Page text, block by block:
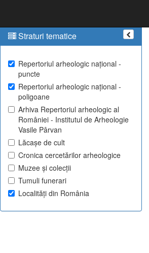
Straturi tematice
Repertoriul arheologic național -
puncte
Repertoriul arheologic național -
poligoane
Arhiva Repertoriul arheologic al
României - Institutul de Arheologie
Vasile Pârvan
Lăcașe de cult
Cronica cercetărilor arheologice
Muzee și colecții
Tumuli funerari
Localități din România